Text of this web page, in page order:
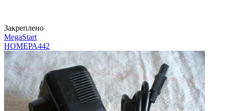
Закреплено
MegaStart
НОМЕРА442